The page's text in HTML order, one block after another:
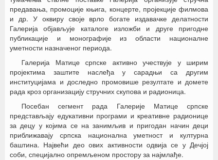
предавања, промоције књига, концерте, пројекције филмова
и др. У оквиру своје врло богате издавачке делатности
Галерија објављује каталоге изложби и друге пригодне
публикације и монографије из области националне
уметности назначеног периода.
Галерија Матице српске активно учествује у ширим
пројектима заштите наслеђа у сарадњи са другим
институцијама и доследно промовише резултате и домете
рада кроз организацију стручних скупова и радионица.
Посебан сегмент рада Галерије Матице српске
представљају едукативни програми и креативне радионице
за децу у којима се на занимљив и пригодан начин деци
приближавају српска национална уметност и културна
баштина. Највећи део ових активности одвија се у Дечјој
соби, специјално опремљеном простору за најмлађе.